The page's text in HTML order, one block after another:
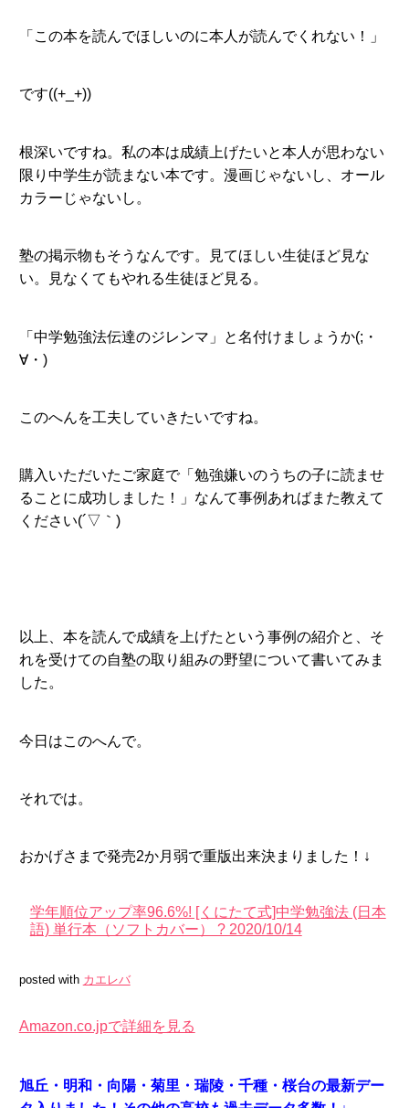
「この本を読んでほしいのに本人が読んでくれない！」
です((+_+))
根深いですね。私の本は成績上げたいと本人が思わない
限り中学生が読まない本です。漫画じゃないし、オール
カラーじゃないし。
塾の掲示物もそうなんです。見てほしい生徒ほど見な
い。見なくてもやれる生徒ほど見る。
「中学勉強法伝達のジレンマ」と名付けましょうか(;・
∀・)
このへんを工夫していきたいですね。
購入いただいたご家庭で「勉強嫌いのうちの子に読ませ
ることに成功しました！」なんて事例あればまた教えて
ください(´▽｀)
以上、本を読んで成績を上げたという事例の紹介と、そ
れを受けての自塾の取り組みの野望について書いてみま
した。
今日はこのへんで。
それでは。
おかげさまで発売2か月弱で重版出来決まりました！↓
学年順位アップ率96.6%! [くにたて式]中学勉強法 (日本
語) 単行本（ソフトカバー） ? 2020/10/14
posted with カエレバ
Amazon.co.jpで詳細を見る
旭丘・明和・向陽・菊里・瑞陵・千種・桜台の最新デー